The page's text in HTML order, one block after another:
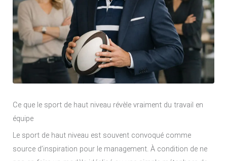
Ce que le sport de haut niveau révèle vraiment du travail en
équipe
Le sport de haut niveau est souvent convoqué comme
source d’inspiration pour le management. À condition de ne